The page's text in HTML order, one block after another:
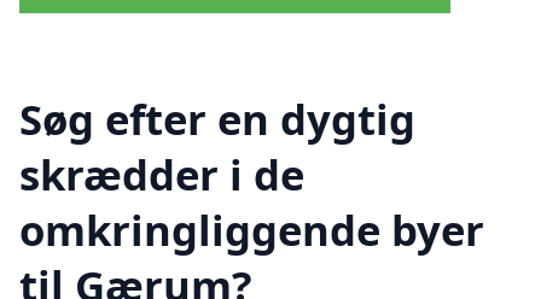
Søg efter en dygtig
skrædder i de
omkringliggende byer
til Gærum?